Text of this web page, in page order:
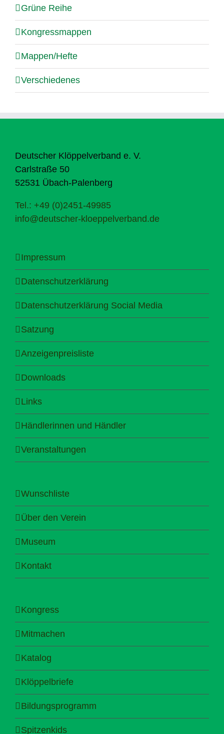
Grüne Reihe
Kongressmappen
Mappen/Hefte
Verschiedenes
Deutscher Klöppelverband e. V.
Carlstraße 50
52531 Übach-Palenberg
Tel.: +49 (0)2451-49985
info@deutscher-kloeppelverband.de
Impressum
Datenschutzerklärung
Datenschutzerklärung Social Media
Satzung
Anzeigenpreisliste
Downloads
Links
Händlerinnen und Händler
Veranstaltungen
Wunschliste
Über den Verein
Museum
Kontakt
Kongress
Mitmachen
Katalog
Klöppelbriefe
Bildungsprogramm
Spitzenkids